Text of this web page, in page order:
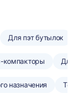
Для пэт бутылок
компакторы
назначения